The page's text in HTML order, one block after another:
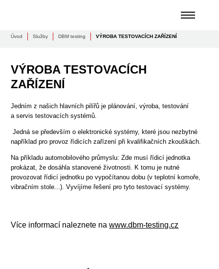
Úvod Služby DBM testing VÝROBA TESTOVACÍCH ZAŘÍZENÍ
VÝROBA TESTOVACÍCH
ZAŘÍZENÍ
Jedním z našich hlavních pilířů je plánování, výroba, testování
a servis testovacích systémů.
Jedná se především o elektronické systémy, které jsou nezbytné
například pro provoz řídicích zařízení při kvalifikačních zkouškách.
Na příkladu automobilového průmyslu: Zde musí řídicí jednotka
prokázat, že dosáhla stanovené životnosti. K tomu je nutné
provozovat řídicí jednotku po vypočítanou dobu (v teplotní komoře,
vibračním stole...). Vyvíjíme řešení pro tyto testovací systémy.
Více informací naleznete nawww.dbm-testing.cz